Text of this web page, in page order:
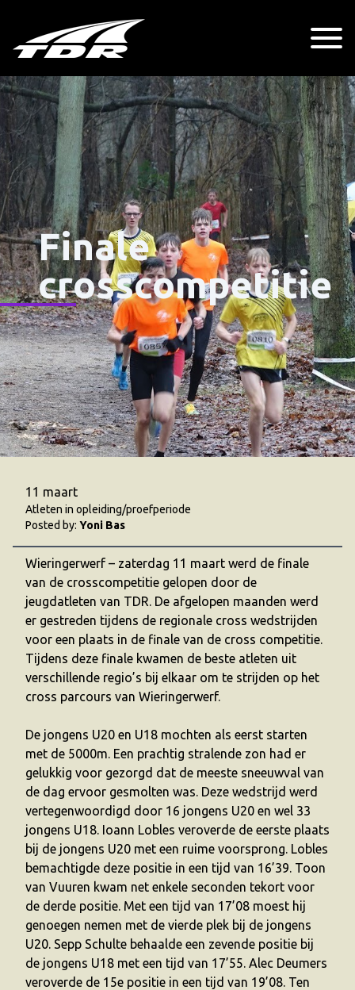
Finale
crosscompetitie
11 maart
Atleten in opleiding/proefperiode
Posted by: Yoni Bas
Wieringerwerf – zaterdag 11 maart werd de finale
van de crosscompetitie gelopen door de
jeugdatleten van TDR. De afgelopen maanden werd
er gestreden tijdens de regionale cross wedstrijden
voor een plaats in de finale van de cross competitie.
Tijdens deze finale kwamen de beste atleten uit
verschillende regio’s bij elkaar om te strijden op het
cross parcours van Wieringerwerf.
De jongens U20 en U18 mochten als eerst starten
met de 5000m. Een prachtig stralende zon had er
gelukkig voor gezorgd dat de meeste sneeuwval van
de dag ervoor gesmolten was. Deze wedstrijd werd
vertegenwoordigd door 16 jongens U20 en wel 33
jongens U18. Ioann Lobles veroverde de eerste plaats
bij de jongens U20 met een ruime voorsprong. Lobles
bemachtigde deze positie in een tijd van 16’39. Toon
van Vuuren kwam net enkele seconden tekort voor
de derde positie. Met een tijd van 17’08 moest hij
genoegen nemen met de vierde plek bij de jongens
U20. Sepp Schulte behaalde een zevende positie bij
de jongens U18 met een tijd van 17’55. Alec Deumers
veroverde de 15e positie in een tijd van 19’08. Ten